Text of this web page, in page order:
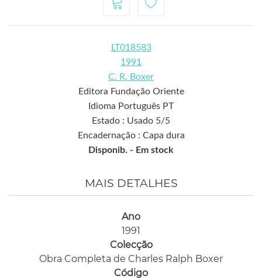
LT018583
1991
C. R. Boxer
Editora Fundação Oriente
Idioma Português PT
Estado : Usado 5/5
Encadernação : Capa dura
Disponib. - Em stock
MAIS DETALHES
Ano
1991
Colecção
Obra Completa de Charles Ralph Boxer
Código